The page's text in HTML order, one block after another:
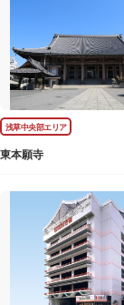
浅草中央部エリア
東本願寺